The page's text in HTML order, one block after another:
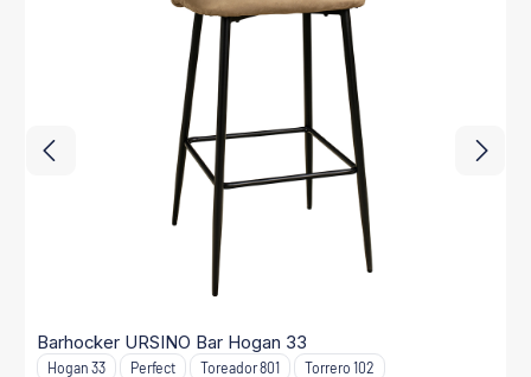
Barhocker URSINO Bar Hogan 33
Bezugsvarianten:
Hogan 33 Perfect Toreador 801 Torrero 102